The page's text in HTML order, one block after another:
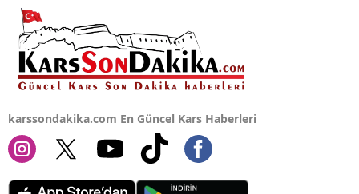
karssondakika.com En Güncel Kars Haberleri